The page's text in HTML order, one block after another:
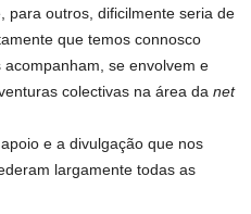
para outros, dificilmente seria de
que temos connosco
se envolvem e
colectivas na área da net
e a divulgação que nos
largamente todas as